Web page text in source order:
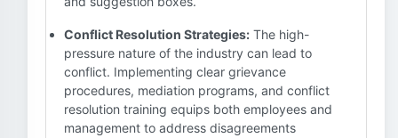
Conflict Resolution Strategies: The high-
pressure nature of the industry can lead to
conflict. Implementing clear grievance
procedures, mediation programs, and conflict
resolution training equips both employees and
management to address disagreements